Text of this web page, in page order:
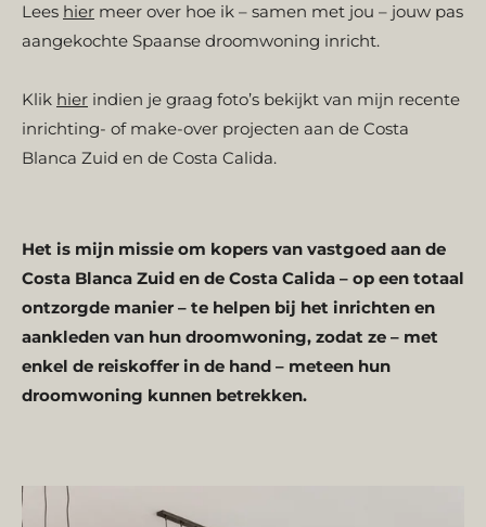
Lees hier meer over hoe ik – samen met jou – jouw pas
aangekochte Spaanse droomwoning inricht.
Klik hier indien je graag foto’s bekijkt van mijn recente
inrichting- of make-over projecten aan de Costa
Blanca Zuid en de Costa Calida.
Het is mijn missie om kopers van vastgoed aan de
Costa Blanca Zuid en de Costa Calida – op een totaal
ontzorgde manier – te helpen bij het inrichten en
aankleden van hun droomwoning, zodat ze – met
enkel de reiskoffer in de hand – meteen hun
droomwoning kunnen betrekken.